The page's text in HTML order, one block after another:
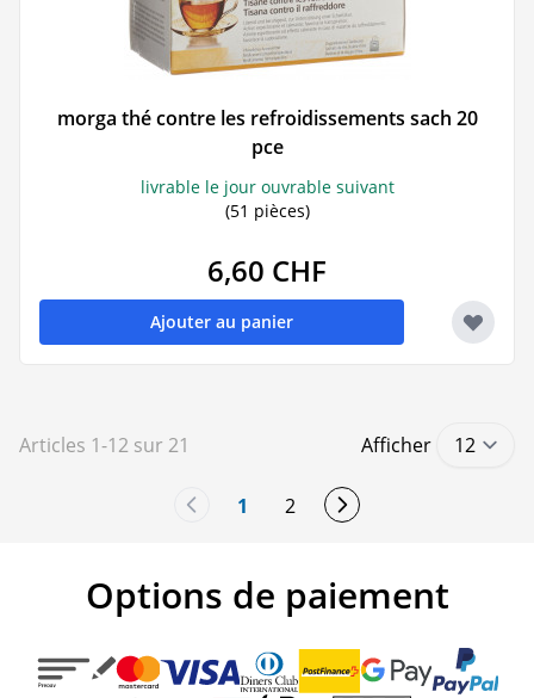
morga thé contre les refroidissements sach 20
pce
livrable le jour ouvrable suivant
(51 pièces)
6,60 CHF
Ajouter au panier
Articles 1-12 sur 21
You're currently reading page
1 Page
2
Afficher
Options de paiement